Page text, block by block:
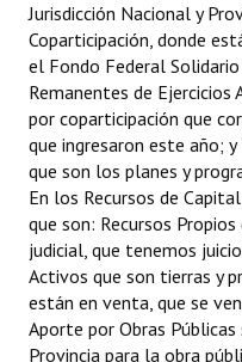
Jurisdicción Nacional y
Coparticipación, donde
el Fondo Federal
Remanentes de Ejercicios
por coparticipación que
que ingresaron este año;
que son los planes y
En los Recursos de
que son: Recursos
judicial, que tenemos
Activos que son tierras y
están en venta, que se
Aporte por Obras
Provincia para la obra